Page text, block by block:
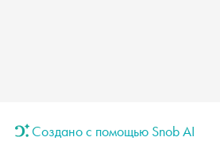
Создано с помощью Snob AI